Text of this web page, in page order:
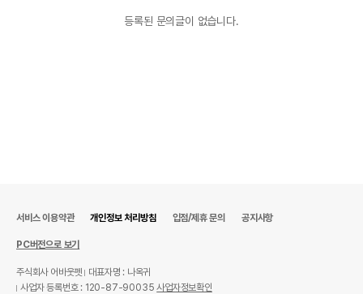
등록된 문의글이 없습니다.
서비스 이용약관 개인정보 처리방침 입점/제휴 문의 공지사항
PC버전으로 보기
주식회사 어바웃펫
대표자명 : 나옥귀
사업자 등록번호 : 120-87-90035사업자정보확인